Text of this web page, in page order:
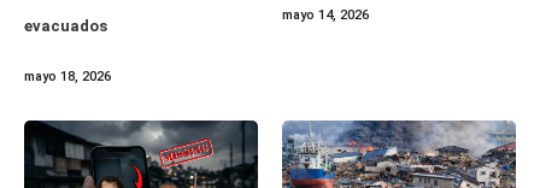
evacuados
mayo 18, 2026
mayo 14, 2026